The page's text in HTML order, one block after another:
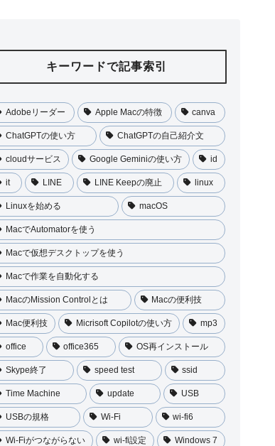
キーワードで記事索引
Adobeリーダー Apple Macの特徴 canva
ChatGPTの使い方 ChatGPTの自己紹介文
cloudサービス Google Geminiの使い方 id
it LINE LINE Keepの廃止 linux
Linuxを始める macOS
MacでAutomatorを使う
Macで仮想デスクトップを使う
Macで作業を自動化する
MacのMission Controlとは Macの便利技
Mac便利技 Micrisoft Copilotの使い方 mp3
office office365 OS再インストール
Skype終了 speed test ssid
Time Machine update USB
USBの規格 Wi-Fi wi-fi6
Wi-Fiがつながらない wi-fi設定 Windows 7